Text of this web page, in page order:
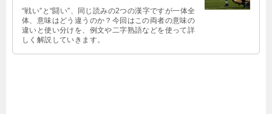
“戦い”と“闘い”、同じ読みの2つの漢字ですが一体全
体、意味はどう違うのか？今回はこの両者の意味の
違いと使い分けを、例文や二字熟語などを使って詳
しく解説していきます。